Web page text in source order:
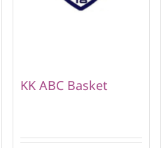
KK ABC Basket